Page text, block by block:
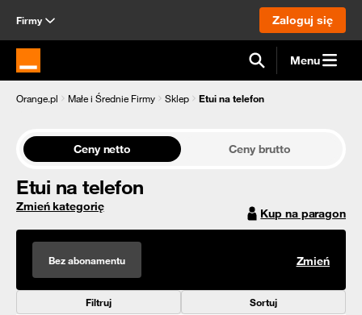
Firmy Zaloguj się
Strona główna Orange.pl Menu
Orange.pl Małe i Średnie Firmy Sklep Etui na telefon
Ceny netto Ceny brutto
Etui na telefon
Zmień kategorię Kup na paragon
Bez abonamentu Zmień
Filtruj Sortuj